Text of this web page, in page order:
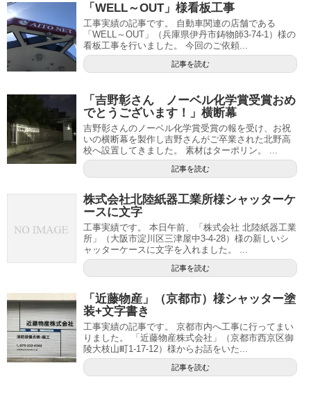
「WELL～OUT」様看板工事
工事実績の記事です。 自動車関連の店舗である
「WELL～OUT」（兵庫県伊丹市鋳物師3-74-1）様の
看板工事を行いました。 今回のご依頼...
記事を読む
「吉野彰さん ノーベル化学賞受賞おめ
でとうございます！」横断幕
吉野彰さんのノーベル化学賞受賞の報を受け、お祝
いの横断幕を製作し吉野さんがご卒業された北野高
校へ設置してきました。 素材はターポリン。 ...
記事を読む
株式会社北陸紙器工業所様シャッターケ
ースに文字
工事実績です。 本日午前、「株式会社 北陸紙器工業
所」（大阪市淀川区三津屋中3-4-28）様の新しいシ
ャッターケースに文字を入れました。 ...
記事を読む
「近藤物産」（京都市）様シャッター塗
装+文字書き
工事実績の記事です。 京都市内へ工事に行ってまい
りました。 「近藤物産株式会社」（京都市西京区御
陵大枝山町1-17-12）様からお話をいた...
記事を読む